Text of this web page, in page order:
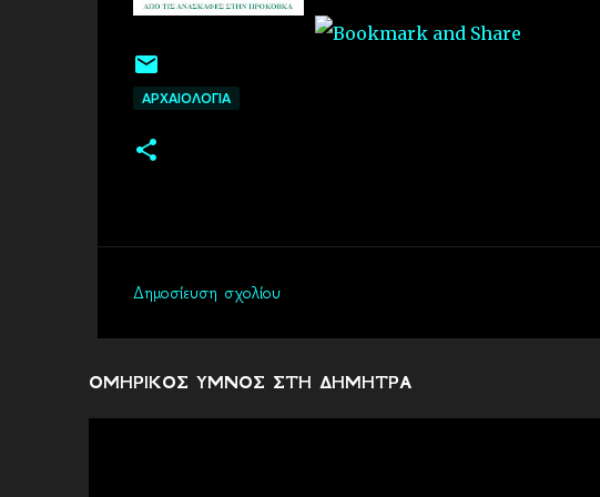
ΑΡΧΑΙΟΛΟΓΙΑ
ό
Δημοσίευση σχολίου
ΟΜΗΡΙΚΟΣ ΥΜΝΟΣ ΣΤΗ ΔΗΜΗΤΡΑ